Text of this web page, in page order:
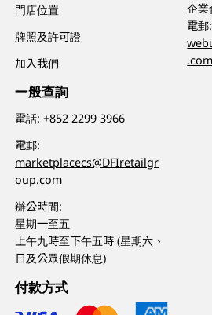
門店位置
牌照及許可證
加入我們
一般查詢
電話:+852 2299 3966
電郵:
marketplacecs@DFIretailgr
oup.com
辦公時間:
星期一至五
上午九時至下午五時 (星期六、
日及公眾假期休息)
企業
電郵:
.com
付款方式